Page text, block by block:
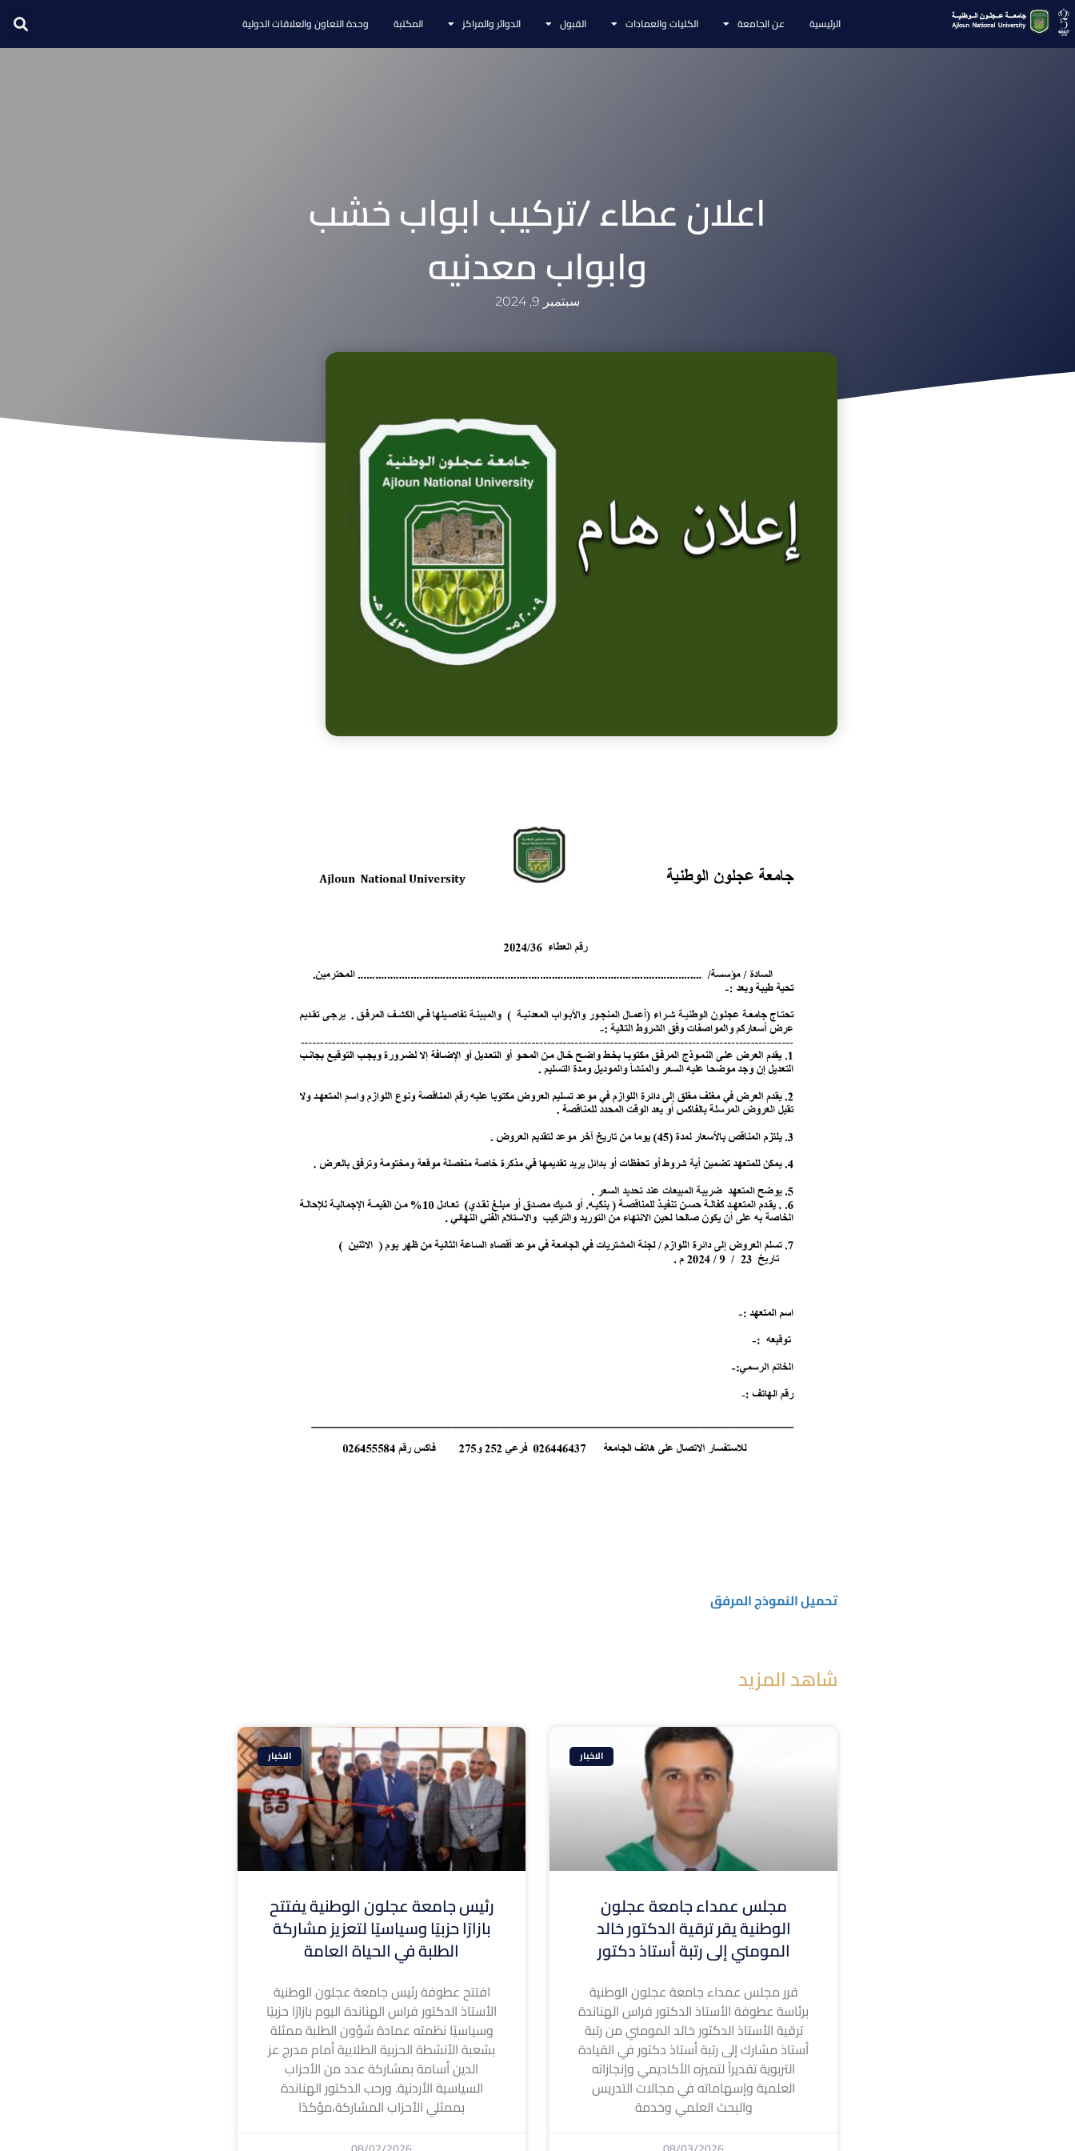
الرئيسية عن الجامعة الكليات والعمادات القبول الدوائر والمراكز المكتبة وحدة التعاون والعلاقات الدولية
اعلان عطاء /تركيب ابواب خشب
وابواب معدنيه
سبتمبر 9, 2024
تحميل النموذج المرفق
شاهد المزيد
الاخبار
مجلس عمداء جامعة عجلون
الوطنية يقر ترقية الدكتور خالد
المومني إلى رتبة أستاذ دكتور
قرر مجلس عمداء جامعة عجلون الوطنية
برئاسة عطوفة الأستاذ الدكتور فراس الهناندة
ترقية الأستاذ الدكتور خالد المومني من رتبة
أستاذ مشارك إلى رتبة أستاذ دكتور في القيادة
التربوية تقديراً لتميزه الأكاديمي وإنجازاته
العلمية وإسهاماته في مجالات التدريس
والبحث العلمي وخدمة
الاخبار
رئيس جامعة عجلون الوطنية يفتتح
بازارًا حزبيًا وسياسيًا لتعزيز مشاركة
الطلبة في الحياة العامة
افتتح عطوفة رئيس جامعة عجلون الوطنية
الأستاذ الدكتور فراس الهناندة اليوم بازارًا حزبيًا
وسياسيًا نظمته عمادة شؤون الطلبة ممثلة
بشعبة الأنشطة الحزبية الطلابية أمام مدرج عز
الدين أسامة بمشاركة عدد من الأحزاب
السياسية الأردنية. ورحب الدكتور الهناندة
بممثلي الأحزاب المشاركة،مؤكدًا